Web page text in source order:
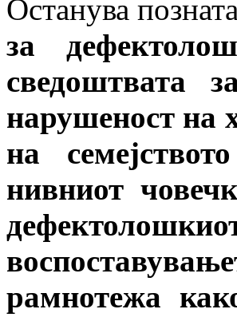
Останува
за
сведоштвата
нарушеност на
на
нивниот
рамнотежа